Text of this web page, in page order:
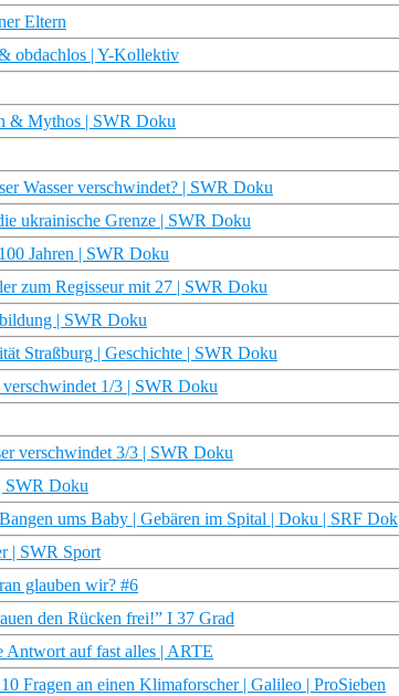
Eltern
obdachlos | Y-Kollektiv
& Mythos | SWR Doku
Wasser verschwindet? | SWR Doku
ukrainische Grenze | SWR Doku
Jahren | SWR Doku
zum Regisseur mit 27 | SWR Doku
| SWR Doku
Straßburg | Geschichte | SWR Doku
verschwindet 1/3 | SWR Doku
verschwindet 3/3 | SWR Doku
SWR Doku
ums Baby | Gebären im Spital | Doku | SRF Dok
| SWR Sport
glauben wir? #6
den Rücken frei!” I 37 Grad
auf fast alles | ARTE
Fragen an einen Klimaforscher | Galileo | ProSieben